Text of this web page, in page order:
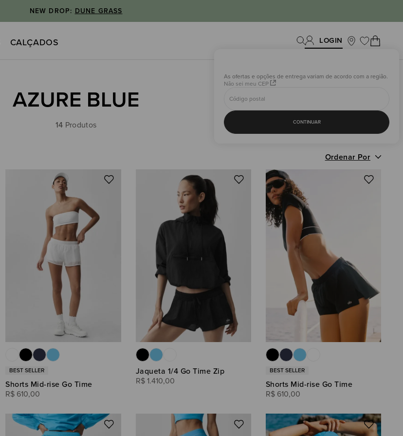
NEW DROP: DUNE GRASS
CALÇADOS
As ofertas e opções de entrega variam de acordo com a região.
Não sei meu CEP
CONTINUAR
AZURE BLUE
14 Produtos
Ordenar Por
Shorts Mid-rise Go Time
R$ 610,00
Jaqueta 1/4 Go Time Zip
R$ 1.410,00
Shorts Mid-rise Go Time
R$ 610,00